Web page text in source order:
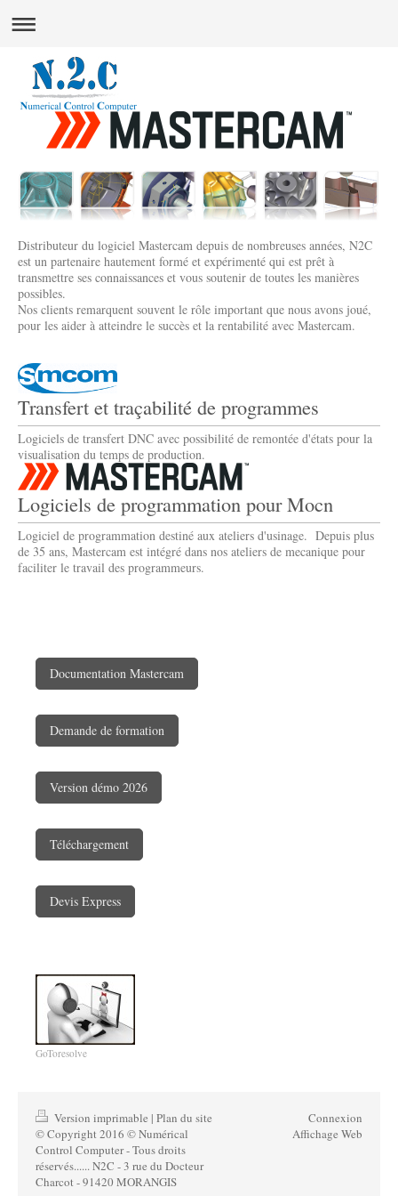
Distributeur du logiciel Mastercam depuis de nombreuses années, N2C
est un partenaire hautement formé et expérimenté qui est prêt à
transmettre ses connaissances et vous soutenir de toutes les manières
possibles.
Nos clients remarquent souvent le rôle important que nous avons joué,
pour les aider à atteindre le succès et la rentabilité avec Mastercam.
Transfert et traçabilité de programmes
Logiciels de transfert DNC avec possibilité de remontée d'états pour la
visualisation du temps de production.
Logiciels de programmation pour Mocn
Logiciel de programmation destiné aux ateliers d'usinage. Depuis plus
de 35 ans, Mastercam est intégré dans nos ateliers de mecanique pour
faciliter le travail des programmeurs.
Documentation Mastercam
Demande de formation
Version démo 2026
Téléchargement
Devis Express
GoToresolve
Version imprimable | Plan du site
© Copyright 2016 © Numérical
Control Computer - Tous droits
réservés...... N2C - 3 rue du Docteur
Charcot - 91420 MORANGIS
Connexion
Affichage Web